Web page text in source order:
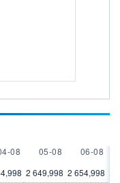
AUGUST
08 5 AUGUST
05-08 6
06-08
2 649,998 2 654,998